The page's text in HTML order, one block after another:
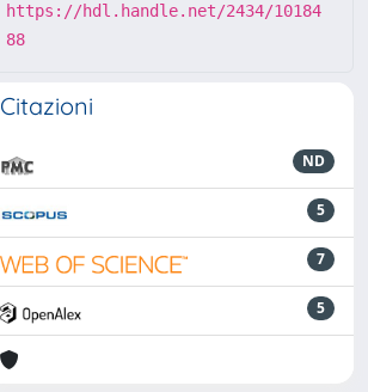
https://hdl.handle.net/2434/10184
88
Citazioni
ND
5
7
5